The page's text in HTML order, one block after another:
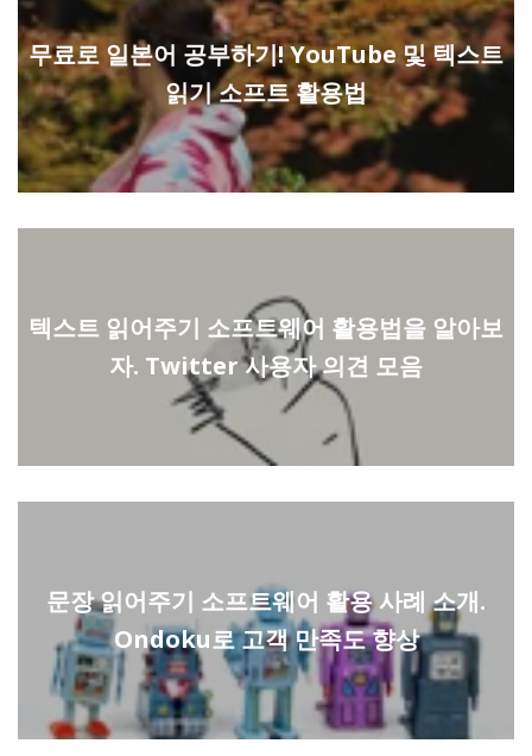
무료로 일본어 공부하기! YouTube 및 텍스트
읽기 소프트 활용법
텍스트 읽어주기 소프트웨어 활용법을 알아보
자. Twitter 사용자 의견 모음
문장 읽어주기 소프트웨어 활용 사례 소개.
Ondoku로 고객 만족도 향상